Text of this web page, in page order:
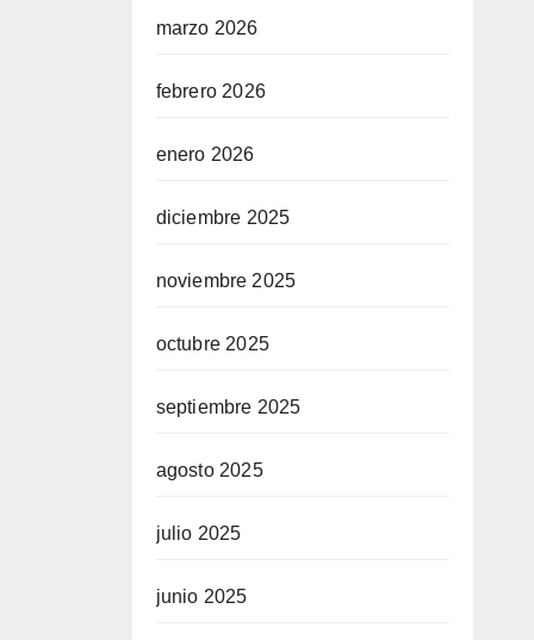
marzo 2026
febrero 2026
enero 2026
diciembre 2025
noviembre 2025
octubre 2025
septiembre 2025
agosto 2025
julio 2025
junio 2025